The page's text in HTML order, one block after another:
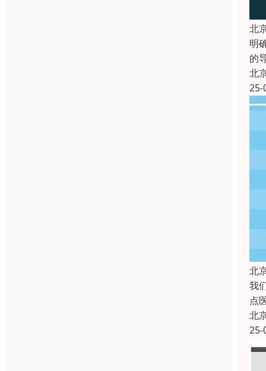
北
明
的
北
25-
北
我
点
北
25-